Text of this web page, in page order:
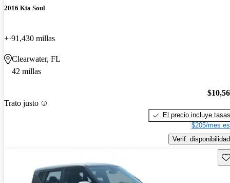
2016 Kia Soul
+ 91,430 millas
Clearwater, FL
42 millas
Trato justo
El precio incluye tasas
$205/mes
Verif. disponibilidad